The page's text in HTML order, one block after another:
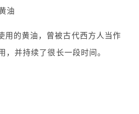
油
用的黄油，曾被古代西方人当作
，并持续了很长一段时间。